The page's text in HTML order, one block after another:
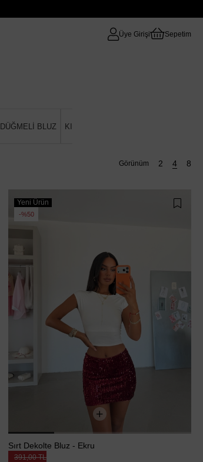
Üye Girişi Sepetim
DÜĞMELİ BLUZ KISA KOL BLUZ
Yeni Ürün
%50
Sırt Dekolte Bluz - Ekru
391,00 TL